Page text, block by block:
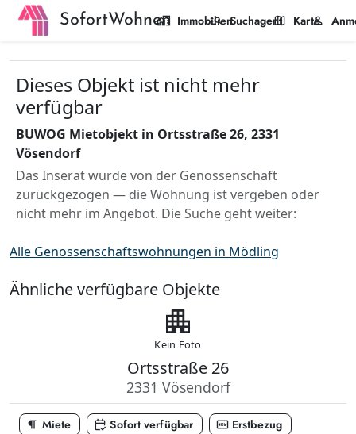
SofortWohnen
home_work Immobilien
manage_search Suchagent
map Karte
person
Dieses Objekt ist nicht mehr
verfügbar
BUWOG Mietobjekt in Ortsstraße 26, 2331
Vösendorf
Das Inserat wurde von der Genossenschaft
zurückgezogen — die Wohnung ist vergeben oder
nicht mehr im Angebot. Die Suche geht weiter:
Alle Genossenschaftswohnungen in Mödling
Ähnliche verfügbare Objekte
apartment
Kein Foto
Ortsstraße 26
2331 Vösendorf
format_paragraph Miete calendar_check Sofort verfügbar fiber_new Erstbezug